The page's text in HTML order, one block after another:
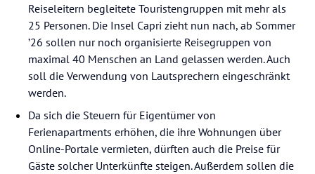
Reiseleitern begleitete Touristengruppen mit mehr als
25 Personen. Die Insel Capri zieht nun nach, ab Sommer
’26 sollen nur noch organisierte Reisegruppen von
maximal 40 Menschen an Land gelassen werden. Auch
soll die Verwendung von Lautsprechern eingeschränkt
werden.
Da sich die Steuern für Eigentümer von
Ferienapartments erhöhen, die ihre Wohnungen über
Online-Portale vermieten, dürften auch die Preise für
Gäste solcher Unterkünfte steigen. Außerdem sollen die